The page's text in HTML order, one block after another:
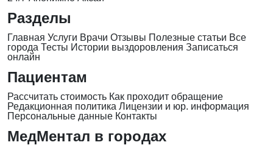
Разделы
Главная Услуги Врачи Отзывы Полезные статьи Все
города Тесты Истории выздоровления Записаться
онлайн
Пациентам
Рассчитать стоимость Как проходит обращение
Редакционная политика Лицензии и юр. информация
Персональные данные Контакты
МедМентал в городах